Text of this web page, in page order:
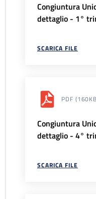
Congiuntura
dettaglio - 1°
SCARICA FILE
PDF
Congiuntura
dettaglio - 4°
SCARICA FILE